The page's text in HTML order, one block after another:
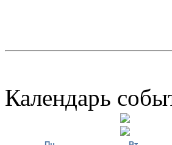
Календарь